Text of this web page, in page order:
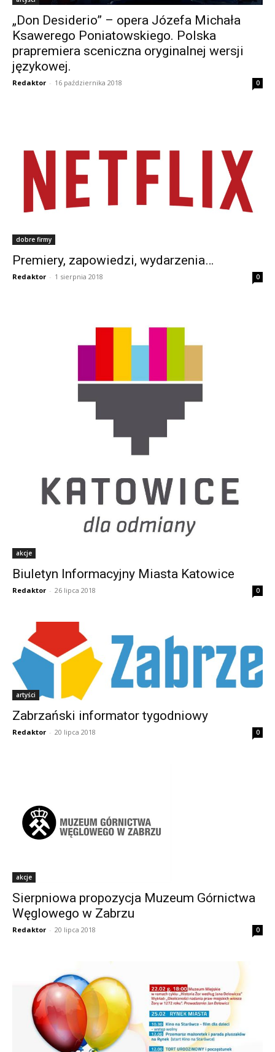
„Don Desiderio” – opera Józefa Michała
Ksawerego Poniatowskiego. Polska
prapremiera sceniczna oryginalnej wersji
językowej.
Redaktor - 16 października 2018 0
dobre firmy
Premiery, zapowiedzi, wydarzenia…
Redaktor - 1 sierpnia 2018 0
akcje
Biuletyn Informacyjny Miasta Katowice
Redaktor - 26 lipca 2018 0
artyści
Zabrzański informator tygodniowy
Redaktor - 20 lipca 2018 0
akcje
Sierpniowa propozycja Muzeum Górnictwa
Węglowego w Zabrzu
Redaktor - 20 lipca 2018 0